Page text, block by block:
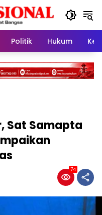
Politik Hukum
Sat Samapta
74